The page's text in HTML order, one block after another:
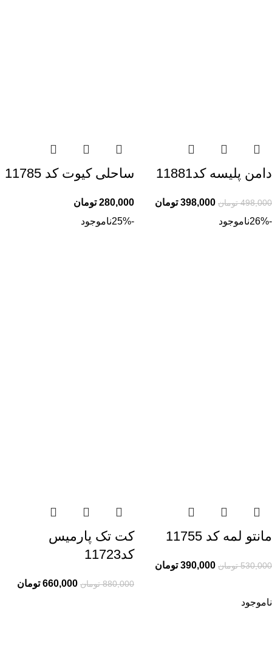
دامن پلیسه کد11881
498,000 تومان 398,000 تومان
ساحلی کیوت کد 11785
280,000 تومان
-26%
ناموجود
مانتو لمه کد 11755
530,000 تومان 390,000 تومان
-25% ناموجود
کت تک پارمیس
کد11723
880,000 تومان 660,000 تومان
ناموجود